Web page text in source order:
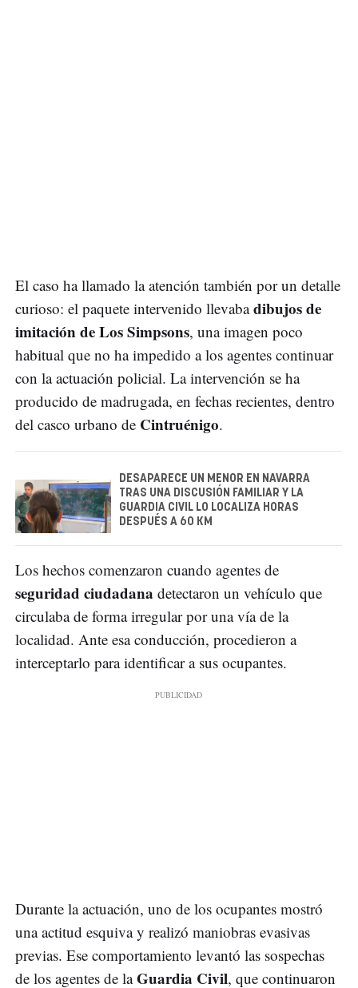
El caso ha llamado la atención también por un detalle
curioso: el paquete intervenido llevabadibujos de
imitación de Los Simpsons, una imagen poco
habitual que no ha impedido a los agentes continuar
con la actuación policial. La intervención se ha
producido de madrugada, en fechas recientes, dentro
del casco urbano de Cintruénigo.
DESAPARECE UN MENOR EN NAVARRA
TRAS UNA DISCUSIÓN FAMILIAR Y LA
GUARDIA CIVIL LO LOCALIZA HORAS
DESPUÉS A 60 KM
Los hechos comenzaron cuando agentes de
seguridad ciudadana detectaron un vehículo que
circulaba de forma irregular por una vía de la
localidad. Ante esa conducción, procedieron a
interceptarlo para identificar a sus ocupantes.
Durante la actuación, uno de los ocupantes mostró
una actitud esquiva y realizó maniobras evasivas
previas. Ese comportamiento levantó las sospechas
de los agentes de laGuardia Civil, que continuaron